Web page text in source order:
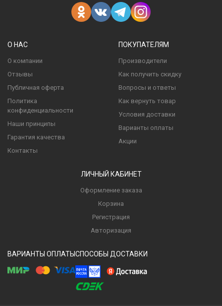
О НАС
О компании
Отзывы
Публичная оферта
Политика
конфиденциальности
Наши принципы
Гарантия качества
Контакты
ПОКУПАТЕЛЯМ
Производители
Как получить скидку
Вопросы и ответы
Как вернуть товар
Условия доставки
Варианты оплаты
Акции
ЛИЧНЫЙ КАБИНЕТ
Оформление заказа
Корзина
Регистрация
Авторизация
ВАРИАНТЫ ОПЛАТЫСПОСОБЫ ДОСТАВКИ